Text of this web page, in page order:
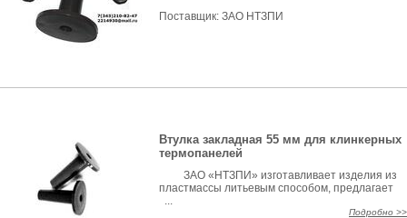
Поставщик: ЗАО НТЗПИ
Втулка закладная 55 мм для клинкерных
термопанелей
ЗАО «НТЗПИ» изготавливает изделия из
пластмассы литьевым способом, предлагает
...
Подробно >>